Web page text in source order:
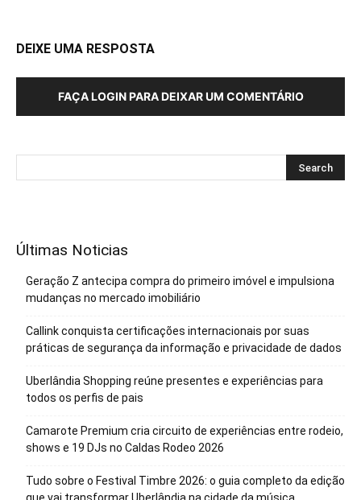
DEIXE UMA RESPOSTA
FAÇA LOGIN PARA DEIXAR UM COMENTÁRIO
Últimas Noticias
Geração Z antecipa compra do primeiro imóvel e impulsiona
mudanças no mercado imobiliário
Callink conquista certificações internacionais por suas
práticas de segurança da informação e privacidade de dados
Uberlândia Shopping reúne presentes e experiências para
todos os perfis de pais
Camarote Premium cria circuito de experiências entre rodeio,
shows e 19 DJs no Caldas Rodeo 2026
Tudo sobre o Festival Timbre 2026: o guia completo da edição